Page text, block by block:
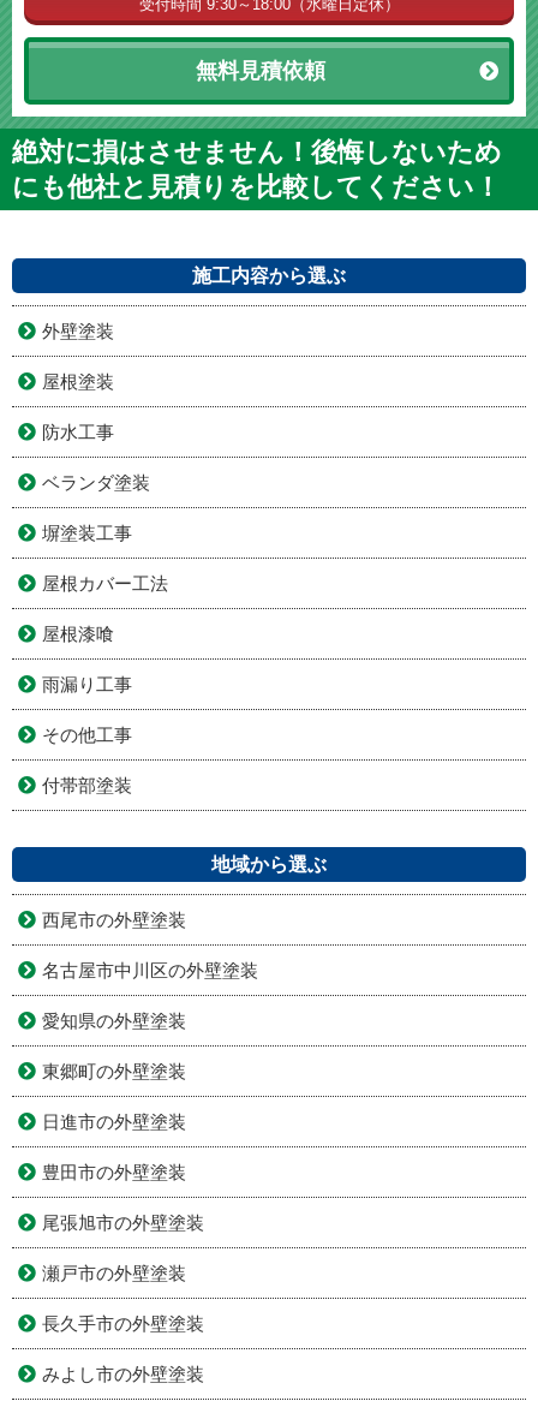
受付時間 9:30～18:00（水曜日定休）
無料見積依頼
絶対に損はさせません！後悔しないため
にも他社と見積りを比較してください！
施工内容から選ぶ
外壁塗装
屋根塗装
防水工事
ベランダ塗装
塀塗装工事
屋根カバー工法
屋根漆喰
雨漏り工事
その他工事
付帯部塗装
地域から選ぶ
西尾市の外壁塗装
名古屋市中川区の外壁塗装
愛知県の外壁塗装
東郷町の外壁塗装
日進市の外壁塗装
豊田市の外壁塗装
尾張旭市の外壁塗装
瀬戸市の外壁塗装
長久手市の外壁塗装
みよし市の外壁塗装